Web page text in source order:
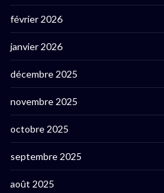
février 2026
janvier 2026
décembre 2025
novembre 2025
octobre 2025
septembre 2025
août 2025